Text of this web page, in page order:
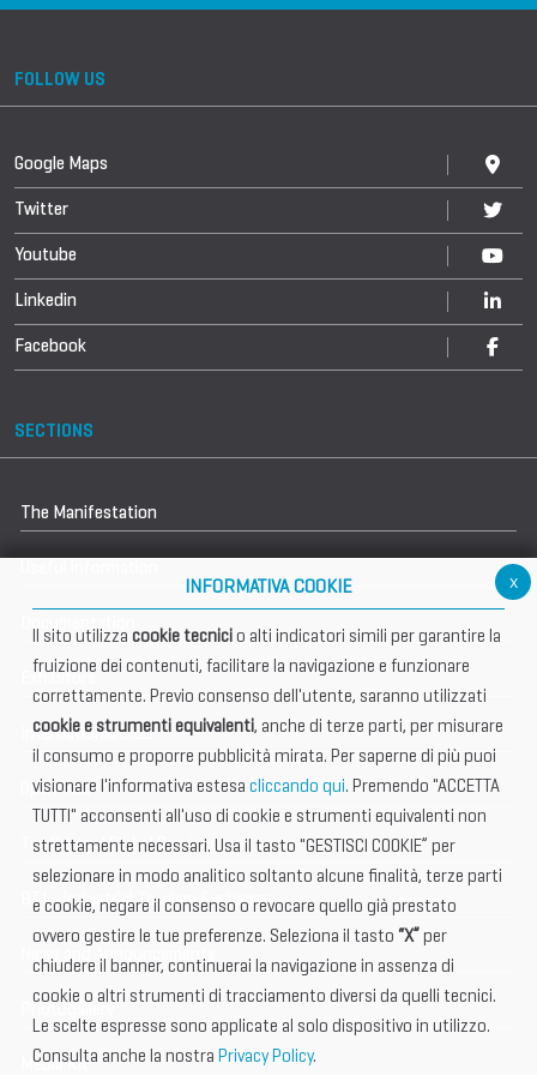
FOLLOW US
Google Maps
Twitter
Youtube
Linkedin
Facebook
SECTIONS
The Manifestation
Exhibitors
International Club
Open Hub
Tax & Legal Global Services
BTI - Industrial Tourism Exchange
News and Announcements
Photogallery
Media Kit
x
INFORMATIVA COOKIE
Il sito utilizza cookie tecnicio alti indicatori simili per garantire la
fruizione dei contenuti, facilitare la navigazione e funzionare
correttamente. Previo consenso dell'utente, saranno utilizzati
cookie e strumenti equivalenti, anche di terze parti, per misurare
il consumo e proporre pubblicità mirata. Per saperne di più puoi
visionare l'informativa estesa cliccando qui. Premendo "ACCETTA
TUTTI" acconsenti all'uso di cookie e strumenti equivalenti non
strettamente necessari. Usa il tasto "GESTISCI COOKIE” per
selezionare in modo analitico soltanto alcune finalità, terze parti
e cookie, negare il consenso o revocare quello già prestato
ovvero gestire le tue preferenze. Seleziona il tasto “X” per
chiudere il banner, continuerai la navigazione in assenza di
cookie o altri strumenti di tracciamento diversi da quelli tecnici.
Le scelte espresse sono applicate al solo dispositivo in utilizzo.
Consulta anche la nostra Privacy Policy.